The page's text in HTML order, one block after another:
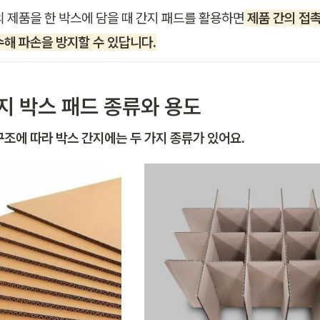
제품을 한 박스에 담을 때 간지 패드를 활용하면 제품 간의 접
파손을 방지할 수 있답니다.
박스 패드 종류와 용도
에 따라 박스 간지에는 두 가지 종류가 있어요.